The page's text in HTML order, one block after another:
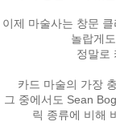
이제 마술사는 창문
놀랍게
정말로
카드 마술의 가장
그 중에서도 Sean
릭 종류에 비해